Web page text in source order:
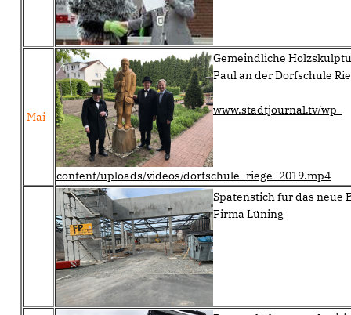
Mai
Gemeindliche
Paul an der Dorfschule
www.stadtjournal.tv/wp-
content/uploads/videos/dorfschule_riege_2019.mp4
Spatenstich für das neue
Firma Lüning